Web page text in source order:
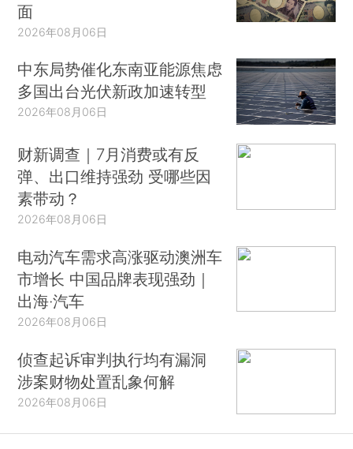
面
2026年08月06日
中东局势催化东南亚能源焦虑
多国出台光伏新政加速转型
2026年08月06日
财新调查｜7月消费或有反
弹、出口维持强劲 受哪些因
素带动？
2026年08月06日
电动汽车需求高涨驱动澳洲车
市增长 中国品牌表现强劲｜
出海·汽车
2026年08月06日
侦查起诉审判执行均有漏洞
涉案财物处置乱象何解
2026年08月06日